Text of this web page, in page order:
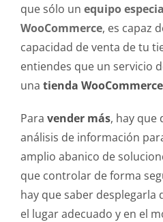
que sólo un equipo
WooCommerce, es capaz
capacidad de venta de tu
entiendes que un servicio
una tienda WooCommerce
Para vender más, hay que
análisis de información
amplio abanico de
que controlar de forma
hay que saber desplegarla
el lugar adecuado y en el